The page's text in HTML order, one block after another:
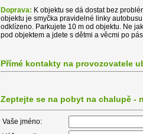
Doprava: K objektu se dá dostat bez
objektu je smyčka pravidelné linky
odklízeno. Parkujete 10 m od objektu. Ne
pod objektem a jdete s dětmi a věcmi po
Přímé kontakty na provozovatele
Zeptejte se na pobyt na chalupě -
Vaše jméno: